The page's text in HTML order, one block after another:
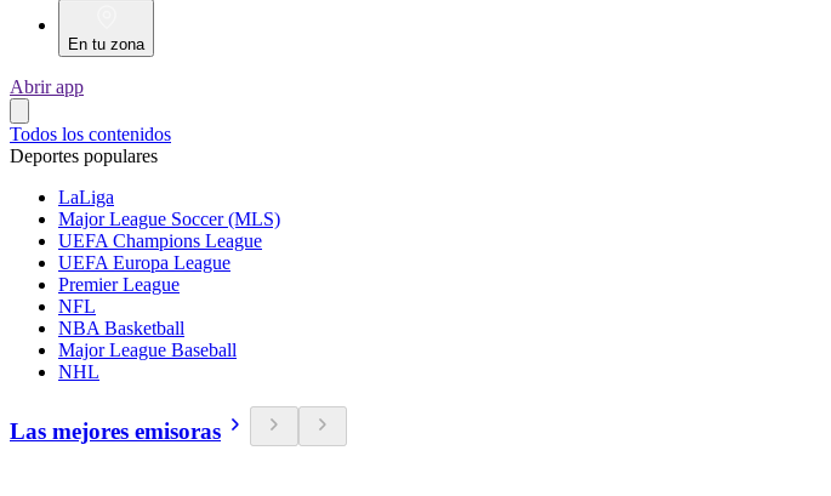
En tu zona
Abrir app
Todos los contenidos
Deportes populares
LaLiga
Major League Soccer (MLS)
UEFA Champions League
UEFA Europa League
Premier League
NFL
NBA Basketball
Major League Baseball
NHL
Las mejores emisoras